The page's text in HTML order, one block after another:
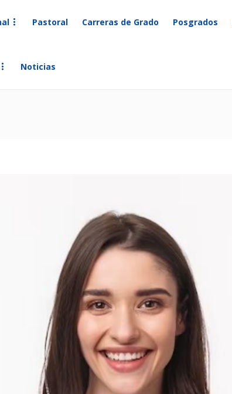
Pastoral Carreras de Grado Posgrados
Noticias